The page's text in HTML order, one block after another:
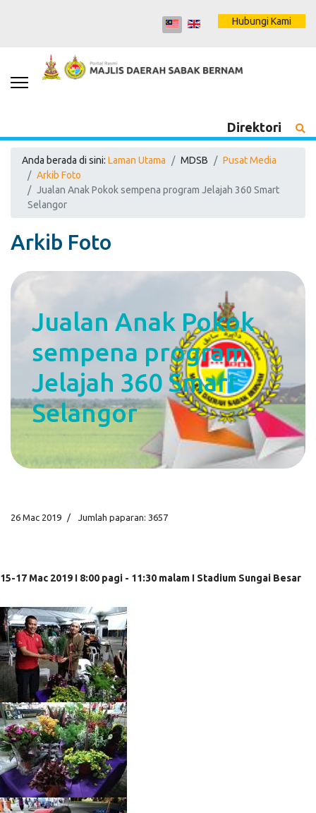
Hubungi Kami
Direktori
Anda berada di sini: Laman Utama MDSB
Pusat Media
Arkib Foto
Jualan Anak Pokok sempena program Jelajah 360 Smart
Selangor
Arkib Foto
Jualan Anak Pokok
sempena program
Jelajah 360 Smart
Selangor
26 Mac 2019 Jumlah paparan: 3657
15-17 Mac 2019 I 8:00 pagi - 11:30 malam I Stadium Sungai Besar